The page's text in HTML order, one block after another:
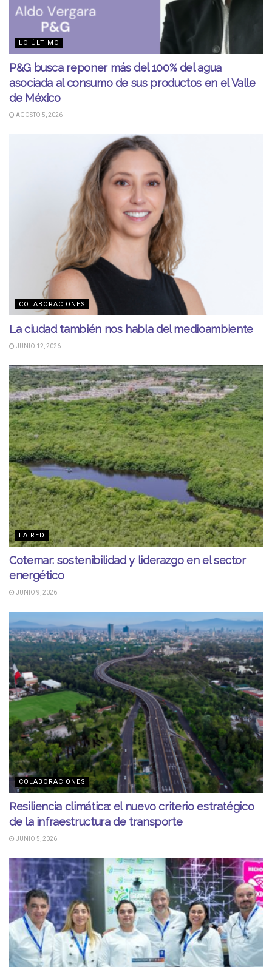
LO ÚLTIMO
P&G busca reponer más del 100% del agua
asociada al consumo de sus productos en el Valle
de México
AGOSTO 5, 2026
COLABORACIONES
La ciudad también nos habla del medioambiente
JUNIO 12, 2026
LA RED
Cotemar: sostenibilidad y liderazgo en el sector
energético
JUNIO 9, 2026
COLABORACIONES
Resiliencia climática: el nuevo criterio estratégico
de la infraestructura de transporte
JUNIO 5, 2026